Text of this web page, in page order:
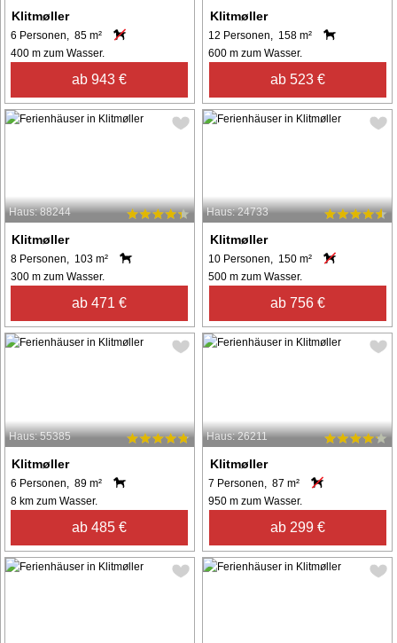
Klitmøller
6 Personen, 85 m²
400 m zum Wasser.
ab 943 €
Klitmøller
12 Personen, 158 m²
600 m zum Wasser.
ab 523 €
Haus: 88244
Klitmøller
8 Personen, 103 m²
300 m zum Wasser.
ab 471 €
Haus: 24733
Klitmøller
10 Personen, 150 m²
500 m zum Wasser.
ab 756 €
Haus: 55385
Klitmøller
6 Personen, 89 m²
8 km zum Wasser.
ab 485 €
Haus: 26211
Klitmøller
7 Personen, 87 m²
950 m zum Wasser.
ab 299 €